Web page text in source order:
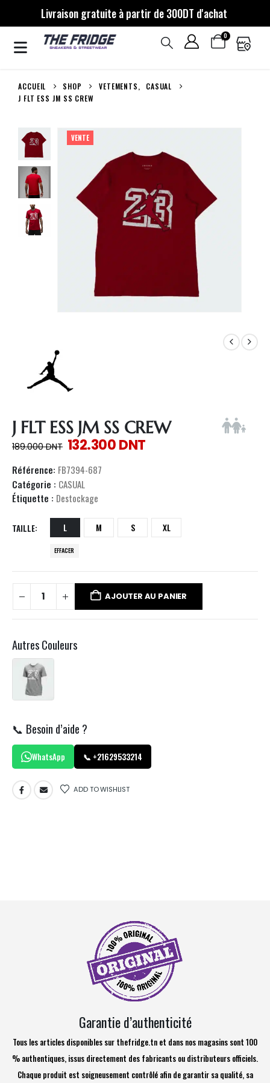
Livraison gratuite à partir de 300DT d'achat
0
ACCUEIL SHOP VETEMENTS,
CASUAL
J FLT ESS JM SS CREW
VENTE
J FLT ESS JM SS CREW
189.000DNT 132.300DNT
Référence: FB7394-687
Catégorie : CASUAL
Étiquette : Destockage
TAILLE L M S XL
EFFACER
AJOUTER AU PANIER
Autres Couleurs
📞 Besoin d’aide ?
WhatsApp 📞 +21629533214
ADD TO WISHLIST
Garantie d’authenticité
Tous les articles disponibles sur thefridge.tn et dans nos magasins sont 100
% authentiques, issus directement des fabricants ou distributeurs officiels.
Chaque produit est soigneusement contrôlé afin de garantir sa qualité, sa